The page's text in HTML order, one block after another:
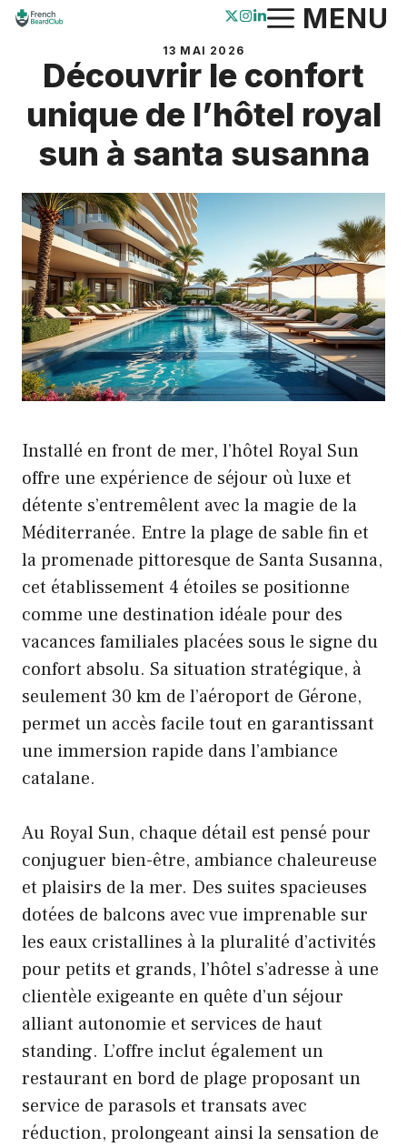
Aller
contenu
MENU
13 MAI 2026
Découvrir le confort
unique de l’hôtel royal
sun à santa susanna
Installé en front de mer, l’hôtel Royal Sun
offre une expérience de séjour où luxe et
détente s’entremêlent avec la magie de la
Méditerranée. Entre la plage de sable fin et
la promenade pittoresque de Santa Susanna,
cet établissement 4 étoiles se positionne
comme une destination idéale pour des
vacances familiales placées sous le signe du
confort absolu. Sa situation stratégique, à
seulement 30 km de l’aéroport de Gérone,
permet un accès facile tout en garantissant
une immersion rapide dans l’ambiance
catalane.
Au Royal Sun, chaque détail est pensé pour
conjuguer bien-être, ambiance chaleureuse
et plaisirs de la mer. Des suites spacieuses
dotées de balcons avec vue imprenable sur
les eaux cristallines à la pluralité d’activités
pour petits et grands, l’hôtel s’adresse à une
clientèle exigeante en quête d’un séjour
alliant autonomie et services de haut
standing. L’offre inclut également un
restaurant en bord de plage proposant un
service de parasols et transats avec
réduction, prolongeant ainsi la sensation de